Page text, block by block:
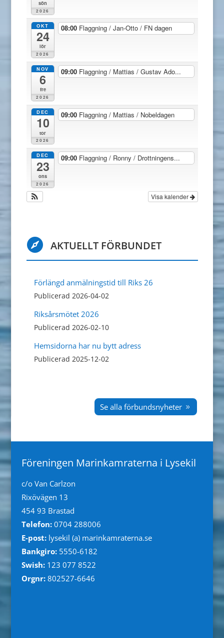
sön
2026
OKT
24
lör
2026
08:00 Flaggning / Jan-Otto / FN dagen
NOV
6
fre
2026
09:00 Flaggning / Mattias / Gustav Ado...
DEC
10
tor
2026
09:00 Flaggning / Mattias / Nobeldagen
DEC
23
ons
2026
09:00 Flaggning / Ronny / Drottningens...
Visa kalender
 AKTUELLT FÖRBUNDET
Förlängd anmälningstid till Riks 26
Publicerad 2026-04-02
Riksårsmötet 2026
Publicerad 2026-02-10
Hemsidorna har nu bytt adress
Publicerad 2025-12-02
Se alla förbundsnyheter
Föreningen Marinkamraterna i Lysekil
c/o Van Carlzon
Rixövägen 13
454 93 Brastad
Telefon: 0704 288006
E-post:lysekil (a) marinkamraterna.se
Bankgiro:5550-6182
Swish:123 077 8522
Orgnr: 802527-6646